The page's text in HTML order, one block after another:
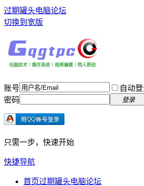
过期罐头电脑论坛
切换到宽版
账号 自动
密码
登录
只需一步，快速开始
快捷导航
首页过期罐头电脑论坛